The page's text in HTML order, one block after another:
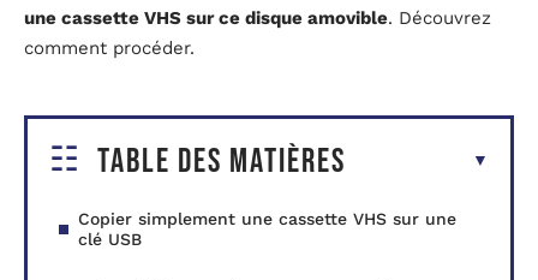
une cassette VHS sur ce disque amovible. Découvrez
comment procéder.
Table des matières
Copier simplement une cassette VHS sur une
clé USB